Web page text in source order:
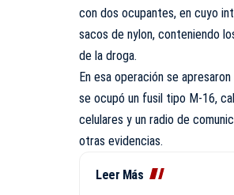
con dos ocupantes, en cuyo
sacos de nylon, conteniendo
de la droga.
En esa operación se
se ocupó un fusil tipo M-16,
celulares y un radio de
otras evidencias.
Leer Más